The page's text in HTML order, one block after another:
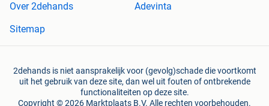
Over 2dehands
Adevinta
Sitemap
2dehands is niet aansprakelijk voor (gevolg)schade die voortkomt
uit het gebruik van deze site, dan wel uit fouten of ontbrekende
functionaliteiten op deze site.
Copyright © 2026 Marktplaats B.V. Alle rechten voorbehouden.